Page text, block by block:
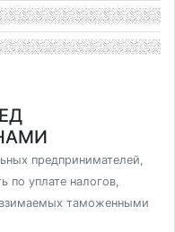
предпринимателей,
по уплате налогов,
таможенными